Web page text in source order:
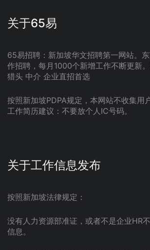
关于65易
65易招聘：新加坡华文招聘第一网站。
作招聘，每月1000个新增工作不断更新
猎头 中介 企业直招首选
按照新加坡PDPA规定，本网站不收集用
工作简历建议：不要放个人IC号码。
关于工作信息发布
按照新加坡法律规定：
没有人力资源部准证，或者不是企业HR
信息。